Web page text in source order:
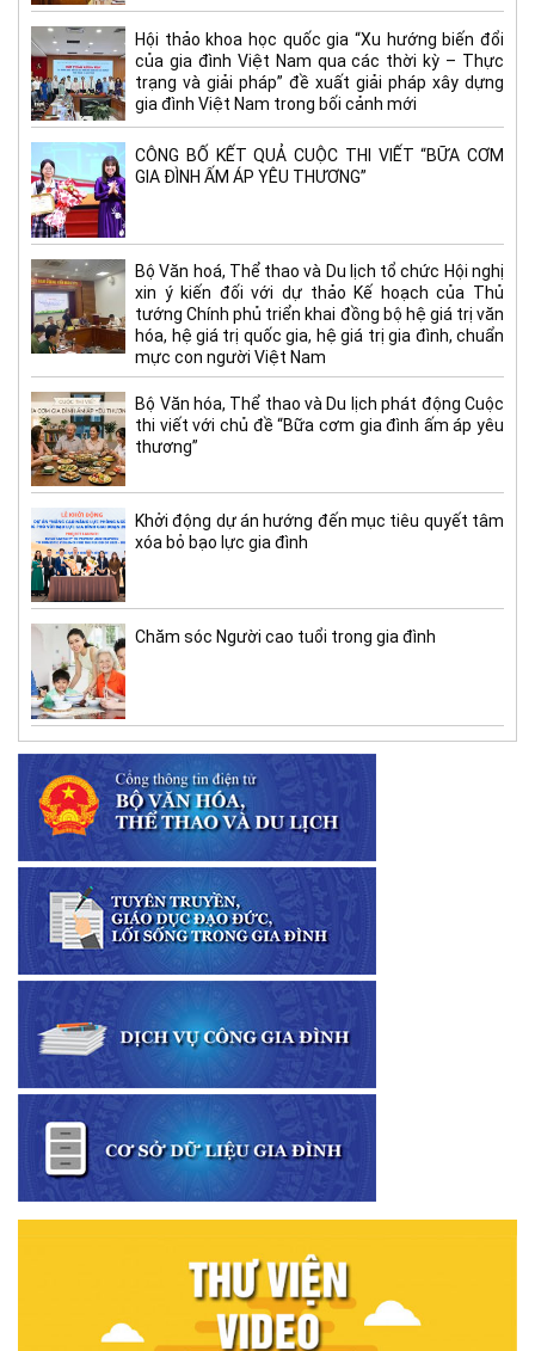
Hội thảo khoa học quốc gia “Xu hướng biến đổi
của gia đình Việt Nam qua các thời kỳ – Thực
trạng và giải pháp” đề xuất giải pháp xây dựng
gia đình Việt Nam trong bối cảnh mới
CÔNG BỐ KẾT QUẢ CUỘC THI VIẾT “BỮA CƠM
GIA ĐÌNH ẤM ÁP YÊU THƯƠNG”
Bộ Văn hoá, Thể thao và Du lịch tổ chức Hội nghị
xin ý kiến đối với dự thảo Kế hoạch của Thủ
tướng Chính phủ triển khai đồng bộ hệ giá trị văn
hóa, hệ giá trị quốc gia, hệ giá trị gia đình, chuẩn
mực con người Việt Nam
Bộ Văn hóa, Thể thao và Du lịch phát động Cuộc
thi viết với chủ đề “Bữa cơm gia đình ấm áp yêu
thương”
Khởi động dự án hướng đến mục tiêu quyết tâm
xóa bỏ bạo lực gia đình
Chăm sóc Người cao tuổi trong gia đình